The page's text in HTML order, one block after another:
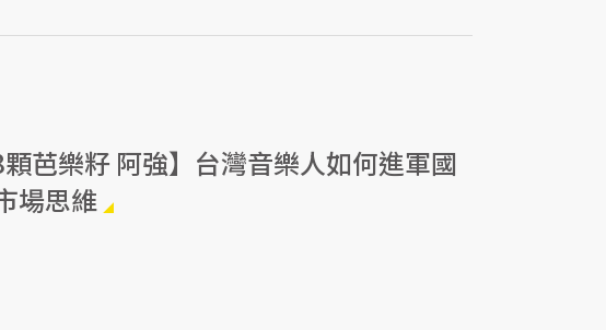
芭樂籽 阿強】台灣音樂人如何進軍國
場思維